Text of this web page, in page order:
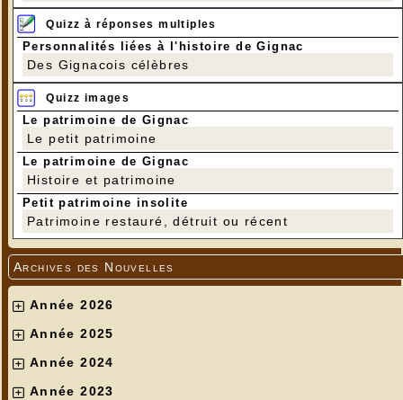
Quizz à réponses multiples
Personnalités liées à l'histoire de Gignac
Des Gignacois célèbres
Quizz images
Le patrimoine de Gignac
Le petit patrimoine
Le patrimoine de Gignac
Histoire et patrimoine
Petit patrimoine insolite
Patrimoine restauré, détruit ou récent
Archives des Nouvelles
Année 2026
Année 2025
Année 2024
Année 2023